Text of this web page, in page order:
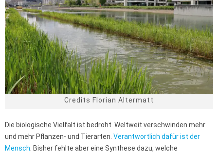
Credits Florian Altermatt
Die biologische Vielfalt ist bedroht. Weltweit verschwinden mehr
und mehr Pflanzen- und Tierarten. Verantwortlich dafür ist der
Mensch. Bisher fehlte aber eine Synthese dazu, welche